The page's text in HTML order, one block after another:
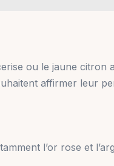
ou le jaune citron
affirmer leur
l’or rose et